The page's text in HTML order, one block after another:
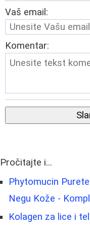
Vaš email:
Komentar:
Pročitajte i...
Phytomucin
Negu Kože -
Kolagen za lice i